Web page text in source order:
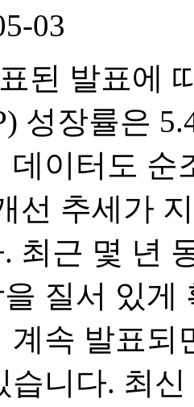
03
된 발표에
성장률은
데이터도 순
선 추세가
최근 몇 년
질서 있게
계속 발표
습니다. 최